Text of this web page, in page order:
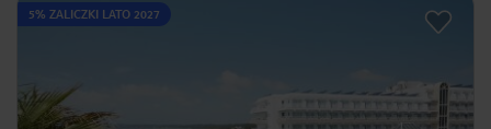
5% ZALICZKI LATO 2027